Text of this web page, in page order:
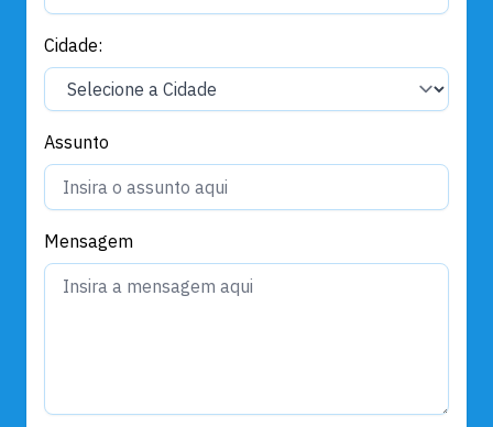
Cidade:
Assunto
Mensagem